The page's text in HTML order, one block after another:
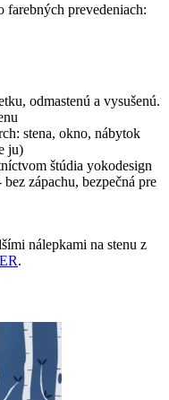
prevedeniach:
odmastenú a vysušenú.
stena, okno, nábytok
ju)
štúdia yokodesign
zápachu, bezpečná pre
nálepkami na stenu z
.